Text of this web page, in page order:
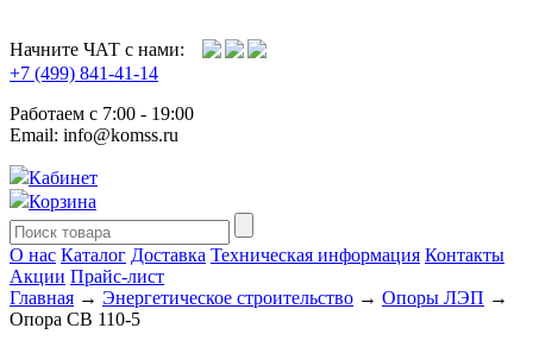
Начните ЧАТ с нами:
+7 (499) 841-41-14
Работаем с 7:00 - 19:00
Email: info@komss.ru
Кабинет
Корзина
О нас Каталог Доставка Техническая информация Контакты
Акции Прайс-лист
Главная → Энергетическое строительство → Опоры ЛЭП →
Опора СВ 110-5